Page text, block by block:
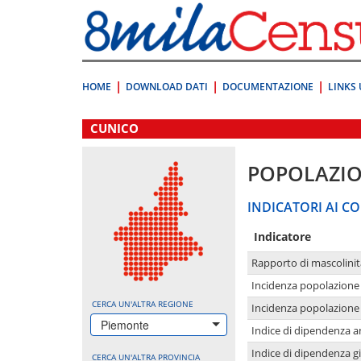
direttamente
a:
Contenuto
HOME DOWNLOAD DATI DOCUMENTAZIONE LINKS
.
CUNICO
CERCA UN'ALTRA REGIONE
Piemonte
CERCA UN'ALTRA PROVINCIA
INDICATORI AI
Indicatore
Rapporto di
Incidenza
Incidenza
Indice di dipendenza
Indice di dipendenza